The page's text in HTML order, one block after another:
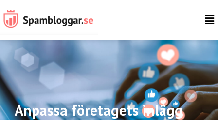
Anpassa företagets inlägg